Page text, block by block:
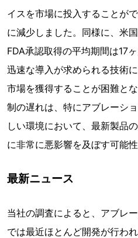
イスを市場に投入することが
に減少しました。同様に、米
FDA承認取得の平均期間は17
迅速な導入が求められる技術
市場を獲得することが困難と
制の遅れは、特にアブレーシ
しい環境において、最新製品
に非常に悪影響を及ぼす可能性
最新ニュース
当社の調査によると、アブレ
では最近ほとんど開発が行わ